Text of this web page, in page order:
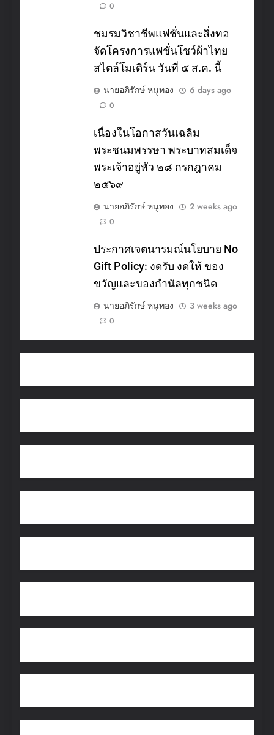
0
ชมรมวิชาชีพแฟชั่นและสิ่งทอ
จัดโครงการแฟชั่นโชว์ผ้าไทย
สไตล์โมเดิร์น วันที่ ๕ ส.ค. นี้
นายอภิรักษ์ หนูทอง
6 days ago
0
เนื่องในโอกาสวันเฉลิม
พระชนมพรรษา พระบาทสมเด็จ
พระเจ้าอยู่หัว ๒๘ กรกฎาคม
๒๕๖๙
นายอภิรักษ์ หนูทอง
2 weeks ago
0
ประกาศเจตนารมณ์นโยบาย No
Gift Policy: งดรับ งดให้ ของ
ขวัญและของกำนัลทุกชนิด
นายอภิรักษ์ หนูทอง
3 weeks ago
0